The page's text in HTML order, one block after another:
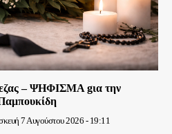
– ΨΗΦΙΣΜΑ gια την
7 Αυγούστου 2026 - 19:11